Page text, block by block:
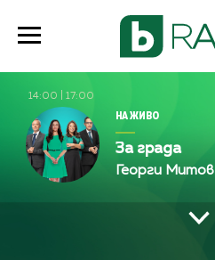
14:00 17:00
НА ЖИВО
За града
Георги Митов